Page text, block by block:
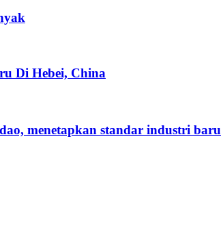
Di Hebei, China
menetapkan standar industri baru